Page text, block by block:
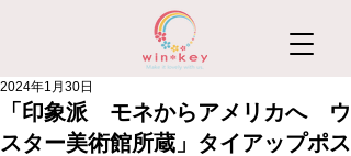
「印象派 モネからアメリカへ ウ
スター美術館所蔵」タイアップポス
2024年1月30日